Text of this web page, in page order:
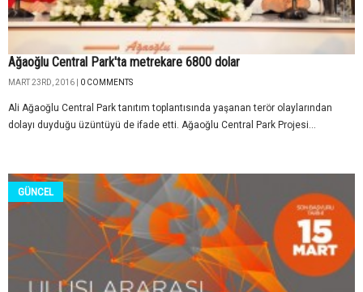
Ağaoğlu Central Park'ta metrekare 6800 dolar
MART 23RD, 2016 | 0 COMMENTS
Ali Ağaoğlu Central Park tanıtım toplantısında yaşanan terör olaylarından
dolayı duyduğu üzüntüyü de ifade etti. Ağaoğlu Central Park Projesi...
GÜNCEL